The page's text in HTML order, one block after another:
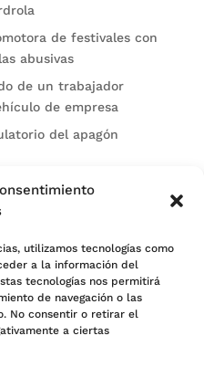
utilizamos tecnologías como
a la información del
tecnologías nos permitirá
de navegación o las
No consentir o retirar el
a ciertas
de festivales con
abusivas
de un trabajador
de empresa
del apagón
la CNMV a Soltec y